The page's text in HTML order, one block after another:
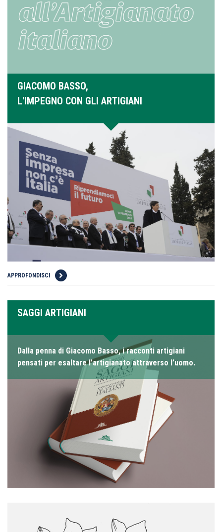
GIACOMO BASSO,
L'IMPEGNO CON GLI ARTIGIANI
APPROFONDISCI
SAGGI ARTIGIANI
Dalla penna di Giacomo Basso, i racconti artigiani
pensati per esaltare l’artigianato attraverso l’uomo.